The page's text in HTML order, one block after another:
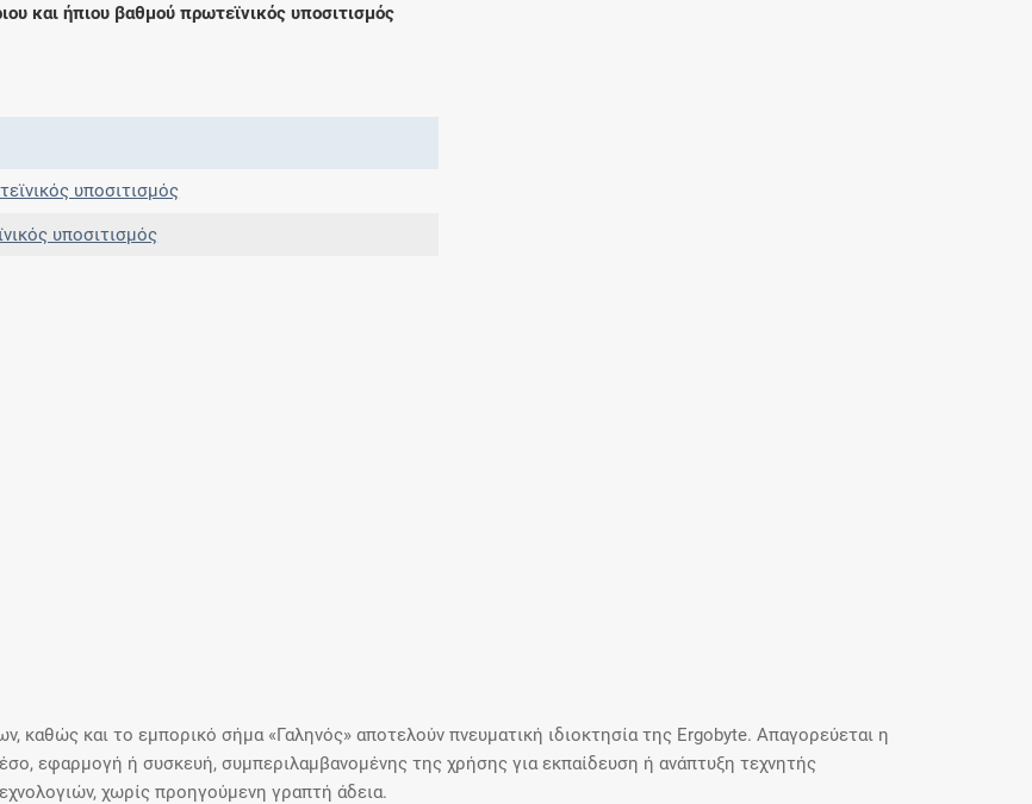
και ήπιου βαθμού πρωτεϊνικός υποσιτισμός
υποσιτισμός
υποσιτισμός
καθώς και το εμπορικό σήμα «Γαληνός» αποτελούν πνευματική ιδιοκτησία της Ergobyte. Απαγορεύεται η
εφαρμογή ή συσκευή, συμπεριλαμβανομένης της χρήσης για εκπαίδευση ή ανάπτυξη τεχνητής
χωρίς προηγούμενη γραπτή άδεια.